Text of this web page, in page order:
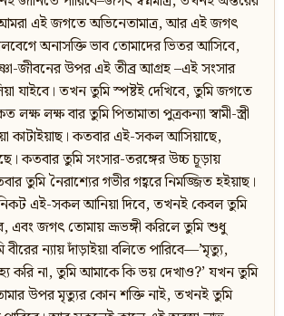
এই জগতে অভিনেতামাত্র, আর এই জগৎ
অনাসক্তি ভাব তোমাদের ভিতর আসিবে,
জীবনের উপর এই তীব্র আগ্রহ –এই সংসার
যাইবে। তখন তুমি স্পষ্টই দেখিবে, তুমি জগতে
লক্ষ বার তুমি পিতামাতা পুত্রকন্যা স্বামী-স্ত্রী
কাটাইয়াছ। কতবার এই-সকল আসিয়াছে,
কতবার তুমি সংসার-তরঙ্গের উচ্চ চূড়ায়
তুমি নৈরাশ্যের গভীর গহ্বরে নিমজ্জিত হইয়াছ।
এই-সকল আনিয়া দিবে, তখনই কেবল তুমি
এবং জগৎ তোমায় ভ্রূভঙ্গী করিলে তুমি শুধু
ন্যায় দাঁড়াইয়া বলিতে পারিবে—’মৃত্যু,
করি না, তুমি আমাকে কি ভয় দেখাও?’ যখন তুমি
উপর মৃত্যুর কোন শক্তি নাই, তখনই তুমি